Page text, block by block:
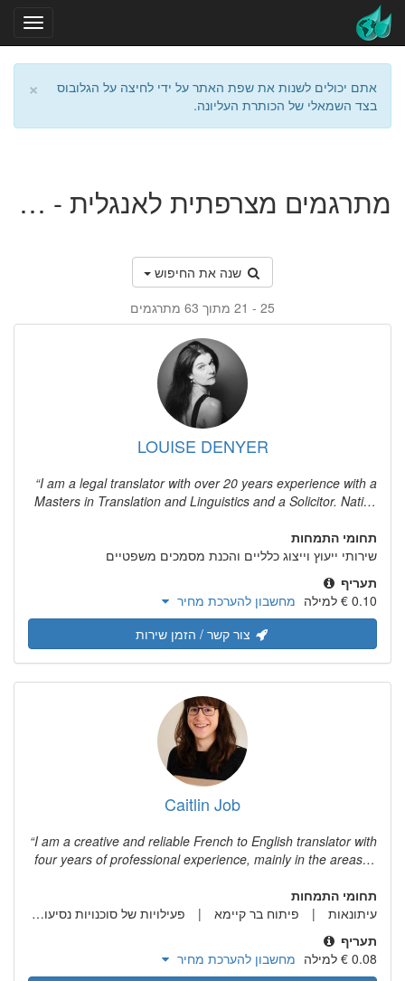
×
אתם יכולים לשנות את שפת האתר על ידי לחיצה על הגלובוס
בצד השמאלי של הכותרת העליונה.
מתרגמים מצרפתית לאנגלית - ועדים מקומיים ואגודות שיתופיות ומינהל מקומי כללי
שנה את החיפוש
21 - 25 מתוך 63 מתרגמים
LOUISE DENYER
I am a legal translator with over 20 years experience with a
Masters in Translation and Linguistics and a Solicitor. Native
French or Spanish all legal documents and articles plus a
trained actress and translates film and TV scripts, subtitles,
etc. I do proof reading and editing too. I am totally
professional, organised and meet my deadlines. I look
forward to hearing from you soon.
תחומי התמחות
שירותי ייעוץ וייצוג כלליים והכנת מסמכים משפטיים
תעריף
מחשבון להערכת מחיר
צור קשר / הזמן שירות
Caitlin Job
I am a creative and reliable French to English translator with
four years of professional experience, mainly in the areas of
France, I have an in-depth understanding of French
language and culture. I am highly-motivated, willing to grow
and always looking to learn new things. I apply this
philosophy to my language skills, specialisations and the
research that goes into all my work.
תחומי התמחות
עיתונאות
פיתוח בר קיימא פעילויות של סוכנויות נסיעות
תעריף
מחשבון להערכת מחיר